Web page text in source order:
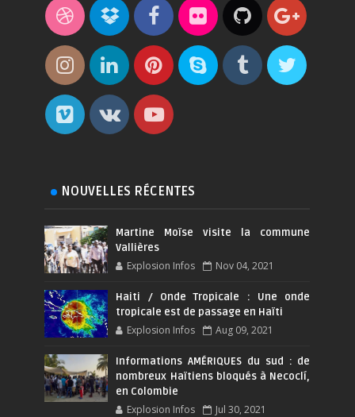
NOUVELLES RÉCENTES
Martine Moïse visite la commune
Vallières
Explosion Infos Nov 04, 2021
Haiti / Onde Tropicale : Une onde
tropicale est de passage en Haïti
Explosion Infos Aug 09, 2021
Informations AMÉRIQUES du sud : de
nombreux Haïtiens bloqués à Necoclí,
en Colombie
Explosion Infos Jul 30, 2021